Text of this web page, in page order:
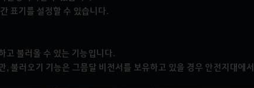
표기를 설정할 수 있습니다.
고 불러올 수 있는 기능입니다.
불러오기 기능은 그믐달 비전서를 보유하고 있을 경우 안전지대에서